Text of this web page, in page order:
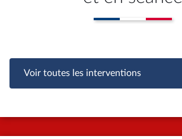
Voir toutes les interventions